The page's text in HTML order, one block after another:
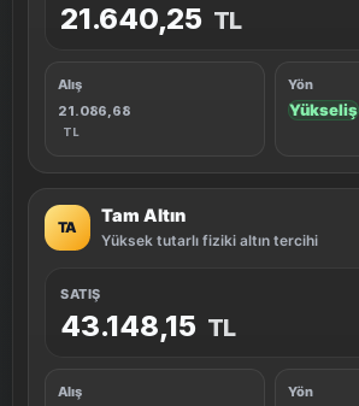
21.640,25 TL
Alış
21.086,68
TL
Yön
Yükseliş
TA
Tam Altın
Yüksek tutarlı fiziki altın tercihi
SATIŞ
43.148,15 TL
Alış
Yön